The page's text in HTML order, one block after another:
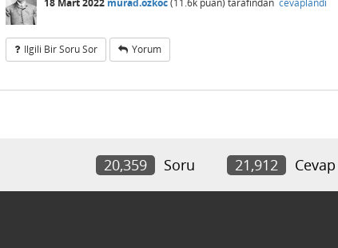
18 Mart 2022 murad.ozkoc(11.6k puan) tarafından cevaplandı
Ilgili Bir Soru Sor Yorum
20,359 Soru 21,912 Cevap